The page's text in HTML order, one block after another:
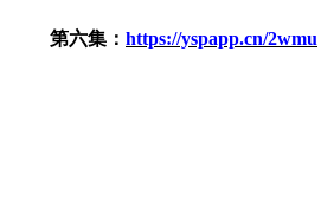
第六集： https://yspapp.cn/2wmu